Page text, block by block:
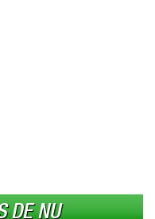
DE NU